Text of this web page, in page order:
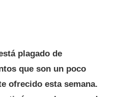
plagado de
que son un poco
ofrecido esta semana.